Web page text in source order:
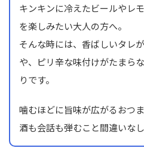
キンキンに冷えたビールやレ
を楽しみたい大人の方へ。
そんな時には、香ばしいタレ
や、ピリ辛な味付けがたまら
りです。
噛むほどに旨味が広がるおつ
酒も会話も弾むこと間違いなし